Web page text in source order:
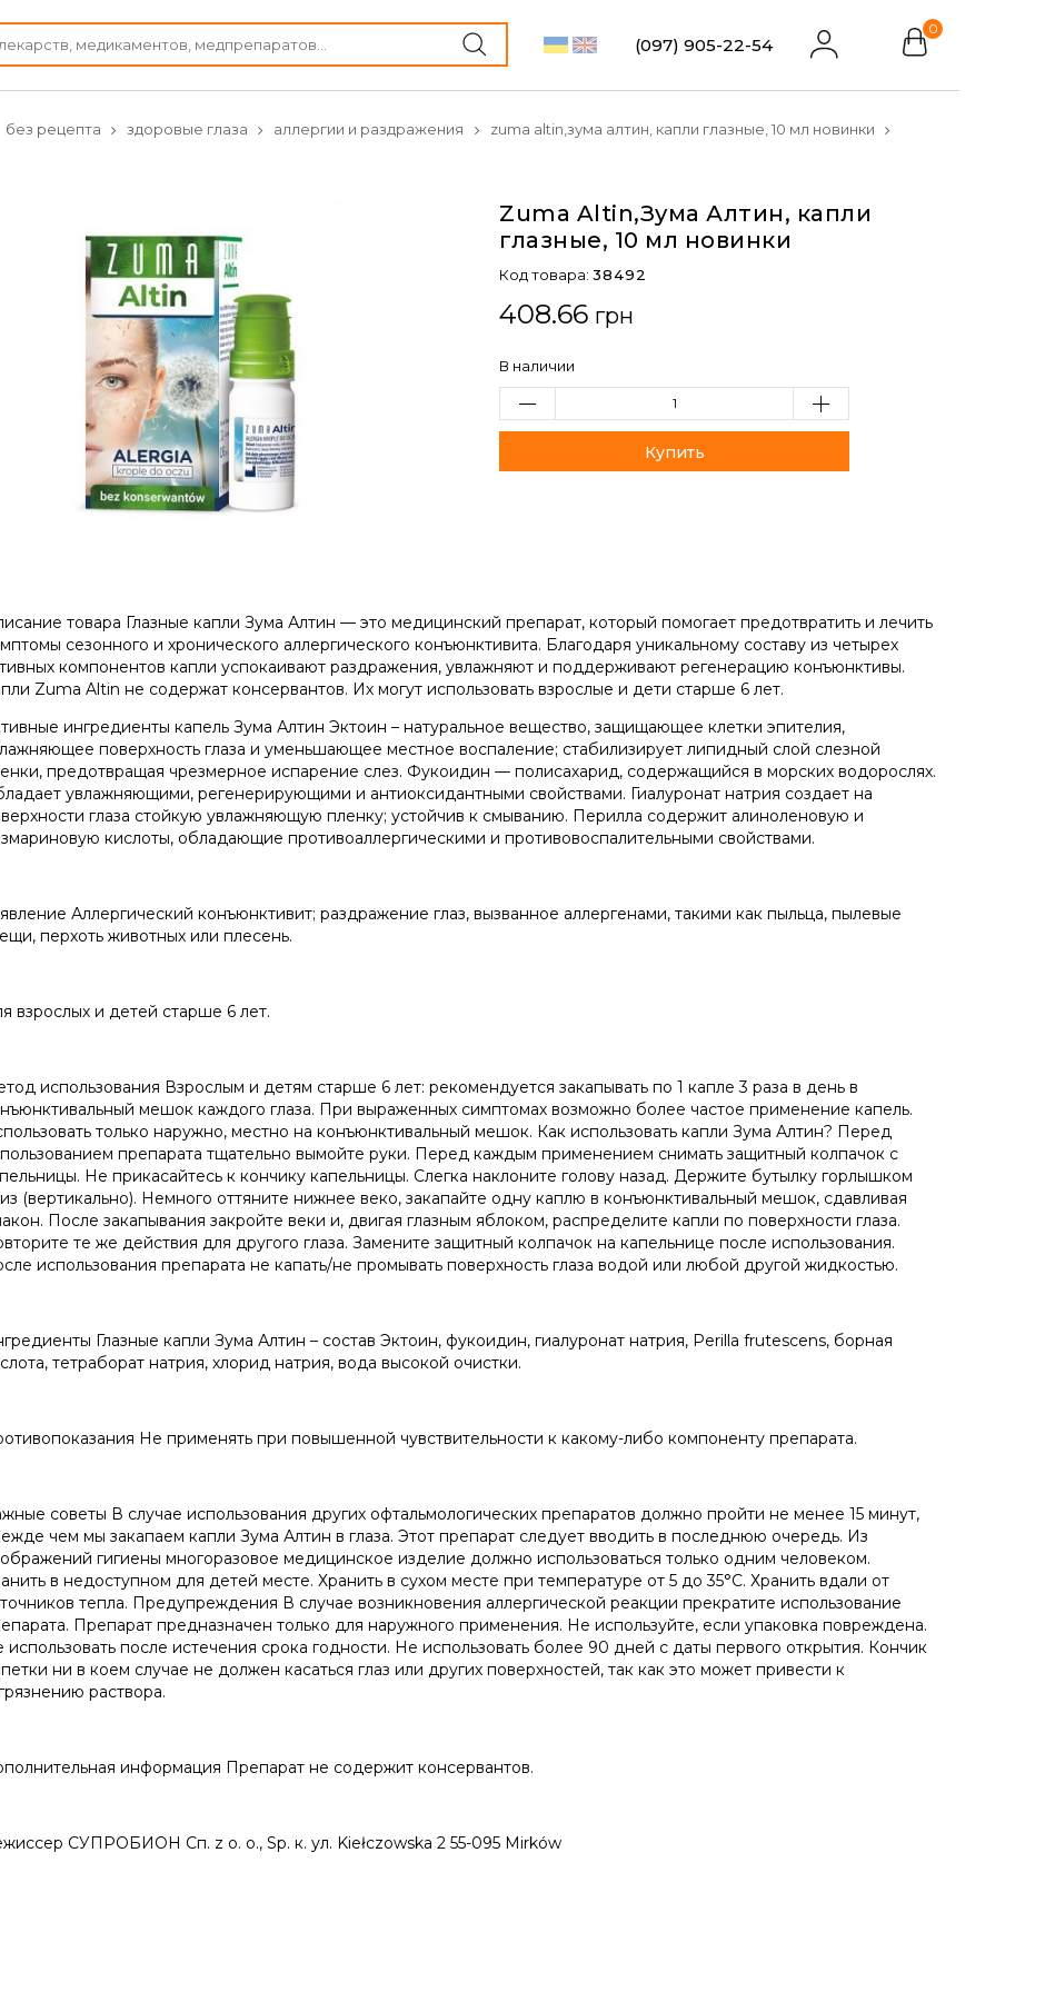
(097) 905-22-54
0
без рецепта здоровые глаза аллергии и раздражения zuma altin,зума алтин, капли глазные, 10 мл новинки
Zuma Altin,Зума Алтин, капли
глазные, 10 мл новинки
Код товара: 38492
408.66 грн
В наличии
товара Глазные капли Зума Алтин — это медицинский препарат, который помогает предотвратить и лечить
сезонного и хронического аллергического конъюнктивита. Благодаря уникальному составу из четырех
компонентов капли успокаивают раздражения, увлажняют и поддерживают регенерацию конъюнктивы.
Zuma Altin не содержат консервантов. Их могут использовать взрослые и дети старше 6 лет.
ингредиенты капель Зума Алтин Эктоин – натуральное вещество, защищающее клетки эпителия,
поверхность глаза и уменьшающее местное воспаление; стабилизирует липидный слой слезной
предотвращая чрезмерное испарение слез. Фукоидин — полисахарид, содержащийся в морских водорослях.
увлажняющими, регенерирующими и антиоксидантными свойствами. Гиалуронат натрия создает на
глаза стойкую увлажняющую пленку; устойчив к смыванию. Перилла содержит алиноленовую и
кислоты, обладающие противоаллергическими и противовоспалительными свойствами.
Аллергический конъюнктивит; раздражение глаз, вызванное аллергенами, такими как пыльца, пылевые
перхоть животных или плесень.
взрослых и детей старше 6 лет.
использования Взрослым и детям старше 6 лет: рекомендуется закапывать по 1 капле 3 раза в день в
мешок каждого глаза. При выраженных симптомах возможно более частое применение капель.
только наружно, местно на конъюнктивальный мешок. Как использовать капли Зума Алтин? Перед
препарата тщательно вымойте руки. Перед каждым применением снимать защитный колпачок с
Не прикасайтесь к кончику капельницы. Слегка наклоните голову назад. Держите бутылку горлышком
(вертикально). Немного оттяните нижнее веко, закапайте одну каплю в конъюнктивальный мешок, сдавливая
После закапывания закройте веки и, двигая глазным яблоком, распределите капли по поверхности глаза.
те же действия для другого глаза. Замените защитный колпачок на капельнице после использования.
использования препарата не капать/не промывать поверхность глаза водой или любой другой жидкостью.
Глазные капли Зума Алтин – состав Эктоин, фукоидин, гиалуронат натрия, Perilla frutescens, борная
тетраборат натрия, хлорид натрия, вода высокой очистки.
Не применять при повышенной чувствительности к какому-либо компоненту препарата.
советы В случае использования других офтальмологических препаратов должно пройти не менее 15 минут,
чем мы закапаем капли Зума Алтин в глаза. Этот препарат следует вводить в последнюю очередь. Из
гигиены многоразовое медицинское изделие должно использоваться только одним человеком.
в недоступном для детей месте. Хранить в сухом месте при температуре от 5 до 35°С. Хранить вдали от
тепла. Предупреждения В случае возникновения аллергической реакции прекратите использование
Препарат предназначен только для наружного применения. Не используйте, если упаковка повреждена.
использовать после истечения срока годности. Не использовать более 90 дней с даты первого открытия. Кончик
ни в коем случае не должен касаться глаз или других поверхностей, так как это может привести к
раствора.
информация Препарат не содержит консервантов.
СУПРОБИОН Сп. z o. o., Sp. к. ул. Kiełczowska 2 55-095 Mirków